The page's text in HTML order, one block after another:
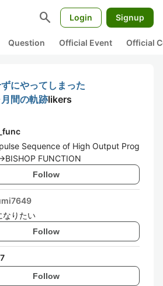
search Login Signup
Question Official Event Official
にやってしまった
間の軌跡likers
Sequence of High Output Prog
FUNCTION
Follow
なりたい
Follow
Follow